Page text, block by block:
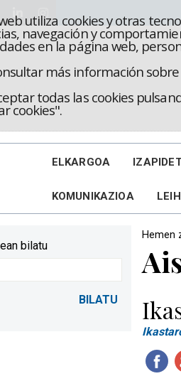
utiliza cookies y otras
navegación y
en la página web,
más información
todas las cookies
cookies".
ELKARGOA
KOMUNIKAZIOA
Hemen
bilatu